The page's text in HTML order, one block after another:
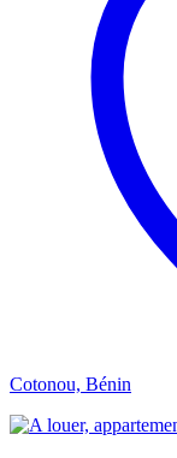
Cotonou, Bénin